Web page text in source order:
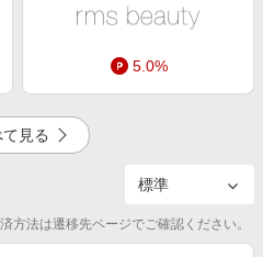
5.0%
5.0%
見る
方法は遷移先ページでご確認ください。